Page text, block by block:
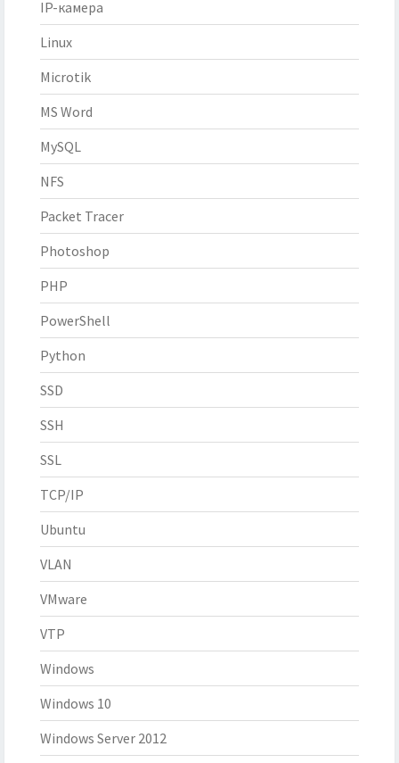
IP-камера
Linux
Microtik
MS Word
MySQL
NFS
Packet Tracer
Photoshop
PHP
PowerShell
Python
SSD
SSH
SSL
TCP/IP
Ubuntu
VLAN
VMware
VTP
Windows
Windows 10
Windows Server 2012